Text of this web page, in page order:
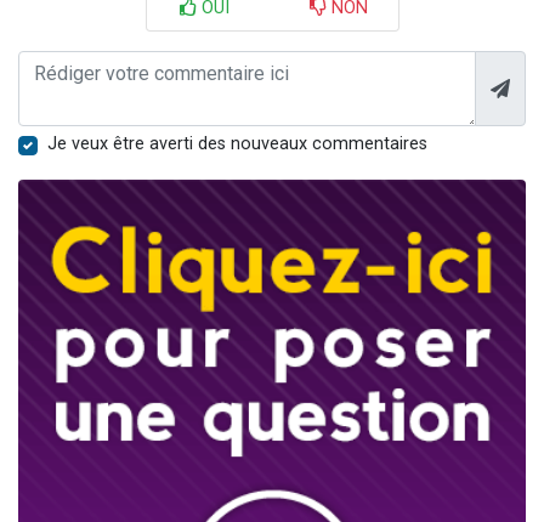
OUI NON
Je veux être averti des nouveaux commentaires